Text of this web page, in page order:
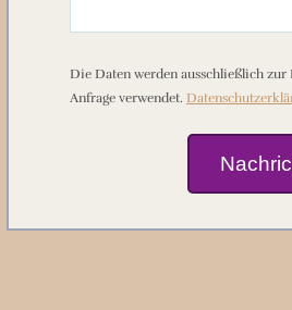
Die Daten werden ausschließlich zur
Anfrage verwendet.